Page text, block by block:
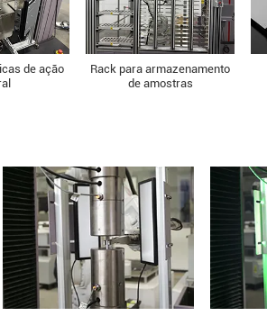
de ação
Rack para armazenamento
de amostras